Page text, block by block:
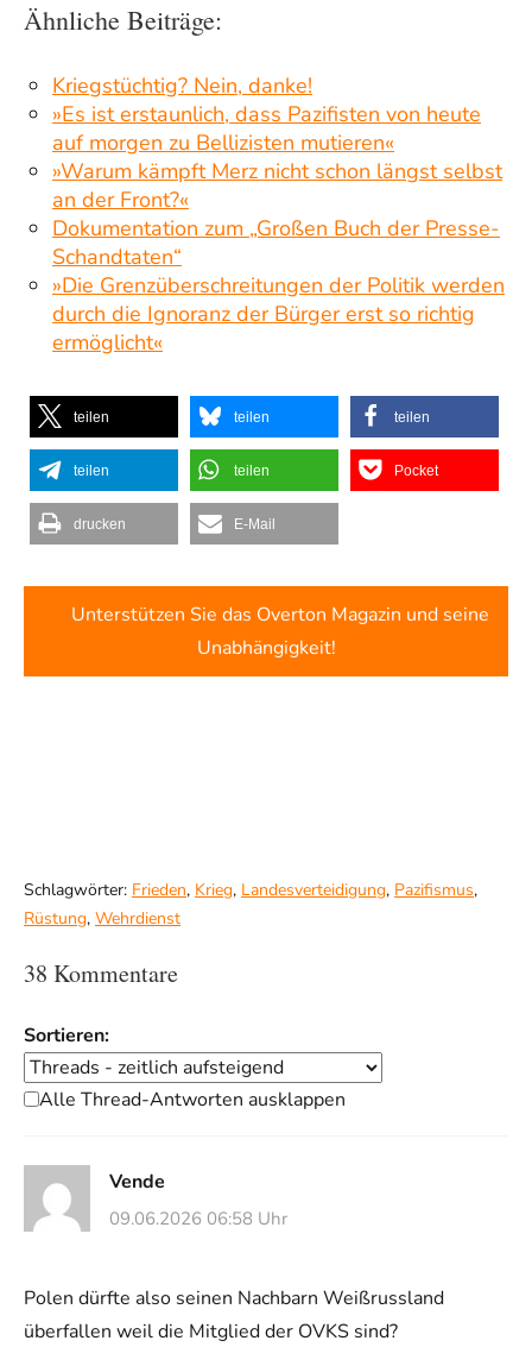
Ähnliche Beiträge:
Kriegstüchtig? Nein, danke!
»Es ist erstaunlich, dass Pazifisten von heute
auf morgen zu Bellizisten mutieren«
»Warum kämpft Merz nicht schon längst selbst
an der Front?«
Dokumentation zum „Großen Buch der Presse-
Schandtaten“
»Die Grenzüberschreitungen der Politik werden
durch die Ignoranz der Bürger erst so richtig
ermöglicht«
teilen teilen teilen
teilen teilen Pocket
drucken E-Mail
Unterstützen Sie das Overton Magazin und seine
Unabhängigkeit!
Schlagwörter: Frieden, Krieg, Landesverteidigung, Pazifismus,
Rüstung, Wehrdienst
38 Kommentare
Sortieren:
Alle Thread-Antworten ausklappen
Vende
09.06.2026 06:58 Uhr
Polen dürfte also seinen Nachbarn Weißrussland
überfallen weil die Mitglied der OVKS sind?